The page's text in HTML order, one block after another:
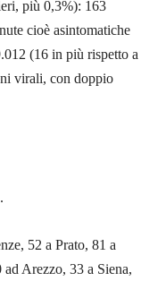
più 0,3%): 163
cioè asintomatiche
(16 in più rispetto a
virali, con doppio
52 a Prato, 81 a
Arezzo, 33 a Siena,